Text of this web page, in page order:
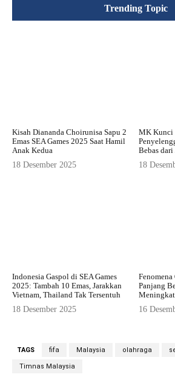
Trending Topic
Kisah Diananda Choirunisa Sapu 2
Emas SEA Games 2025 Saat Hamil
Anak Kedua
18 Desember 2025
MK Kunci
Bebas dari
18
Indonesia Gaspol di SEA Games
2025: Tambah 10 Emas, Jarakkan
Vietnam, Thailand Tak Tersentuh
18 Desember 2025
Panjang
16
TAGS fifa Malaysia olahraga
Timnas Malaysia